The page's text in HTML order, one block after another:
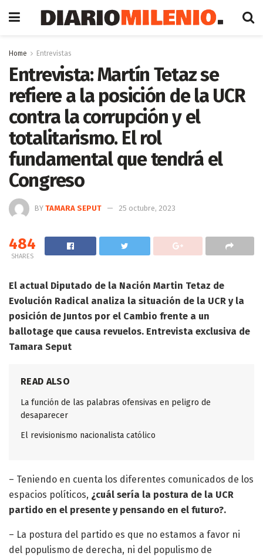
Home Entrevistas
Entrevista: Martín Tetaz se
refiere a la posición de la UCR
contra la corrupción y el
totalitarismo. El rol
fundamental que tendrá el
Congreso
BY TAMARA SEPUT 25 octubre, 2023
484
SHARES
El actual Diputado de la Nación Martin Tetaz de
Evolución Radical analiza la situación de la UCR y la
posición de Juntos por el Cambio frente a un
ballotage que causa revuelos. Entrevista exclusiva de
Tamara Seput
READ ALSO
La función de las palabras ofensivas en peligro de
desaparecer
El revisionismo nacionalista católico
– Teniendo en cuenta los diferentes comunicados de los
espacios políticos, ¿cuál sería la postura de la UCR
partido en el presente y pensando en el futuro?.
– La postura del partido es que no estamos a favor ni
del populismo de derecha, ni del populismo de